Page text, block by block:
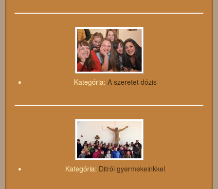
Kategória: A szeretet dózis
Kategória: Ditrói gyermekeinkkel